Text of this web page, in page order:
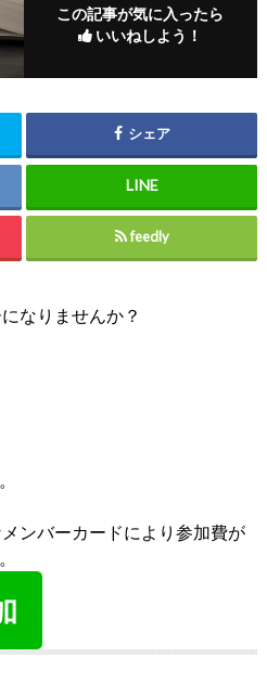
この記事が気に入ったら
いいねしよう！
シェア
feedly
なりませんか？
ンバーカードにより参加費が